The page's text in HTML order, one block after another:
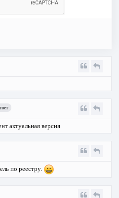
актуальная версия
по реестру.